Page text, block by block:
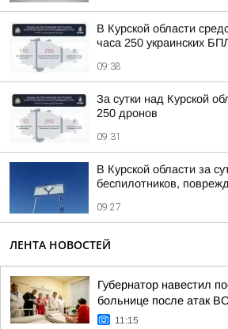
В Курской области
часа 250 украинских
09:38
За сутки над Курской
250 дронов
09:31
В Курской области за
беспилотников,
09:27
ЛЕНТА НОВОСТЕЙ
Губернатор навестил
больнице после атак
11:15